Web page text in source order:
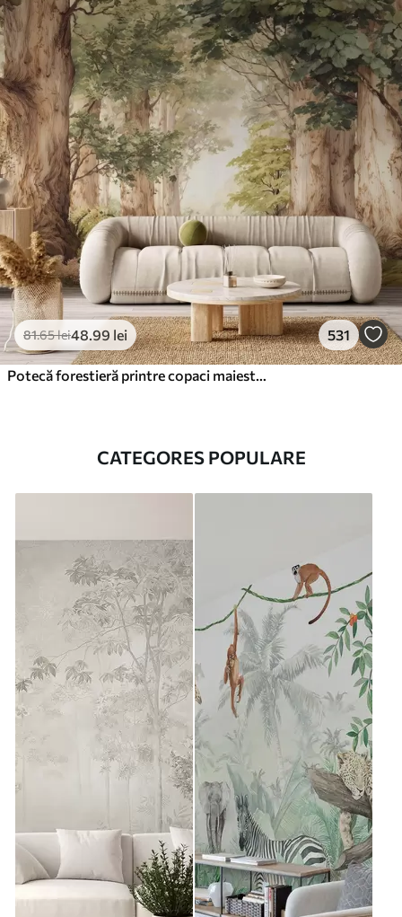
81.65lei48.99 lei 531
Potecă forestieră printre copaci maiestuoși, în stil acuarelă
CATEGORES POPULARE